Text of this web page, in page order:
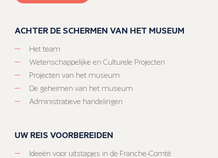
ACHTER DE SCHERMEN VAN HET MUSEUM
Het team
Wetenschappelijke en Culturele Projecten
Projecten van het museum
De geheimen van het museum
Administratieve handelingen
UW REIS VOORBEREIDEN
Ideeën voor uitstapjes in de Franche-Comté